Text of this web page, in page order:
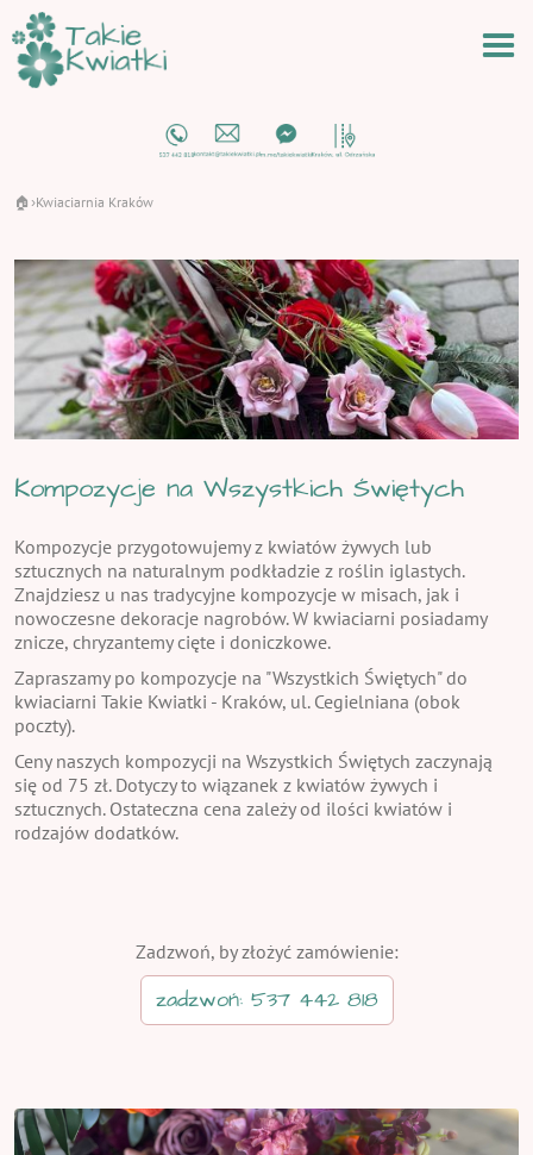
🏠 ›Kwiaciarnia Kraków
Kompozycje na Wszystkich Świętych
Kompozycje przygotowujemy z kwiatów żywych lub
sztucznych na naturalnym podkładzie z roślin iglastych.
Znajdziesz u nas tradycyjne kompozycje w misach, jak i
nowoczesne dekoracje nagrobów. W kwiaciarni posiadamy
znicze, chryzantemy cięte i doniczkowe.
Zapraszamy po kompozycje na "Wszystkich Świętych" do
kwiaciarni Takie Kwiatki - Kraków, ul. Cegielniana (obok
poczty).
Ceny naszych kompozycji na Wszystkich Świętych zaczynają
się od 75 zł. Dotyczy to wiązanek z kwiatów żywych i
sztucznych. Ostateczna cena zależy od ilości kwiatów i
rodzajów dodatków.
Zadzwoń, by złożyć zamówienie:
zadzwoń: 537 442 818